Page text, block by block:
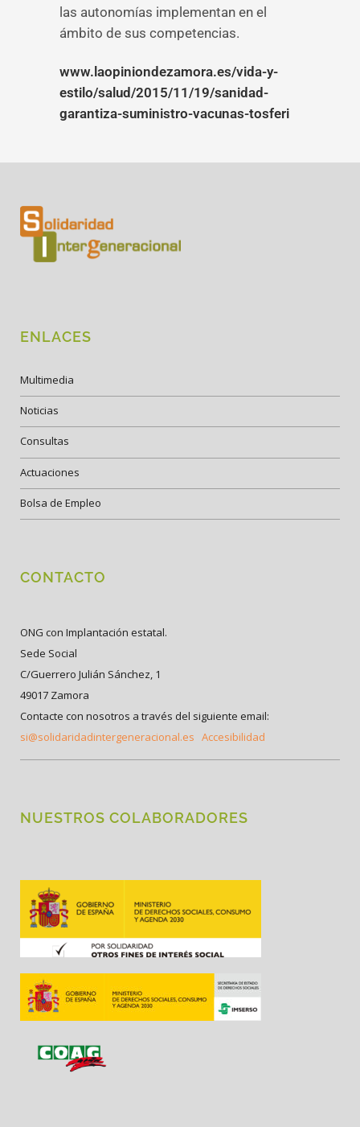
las autonomías implementan en el
ámbito de sus competencias.
www.laopiniondezamora.es/vida-y-
estilo/salud/2015/11/19/sanidad-
garantiza-suministro-vacunas-tosferi
ENLACES
Multimedia
Noticias
Consultas
Actuaciones
Bolsa de Empleo
CONTACTO
ONG con Implantación estatal.
Sede Social
C/Guerrero Julián Sánchez, 1
49017 Zamora
Contacte con nosotros a través del siguiente email:
si@solidaridadintergeneracional.es Accesibilidad
NUESTROS COLABORADORES